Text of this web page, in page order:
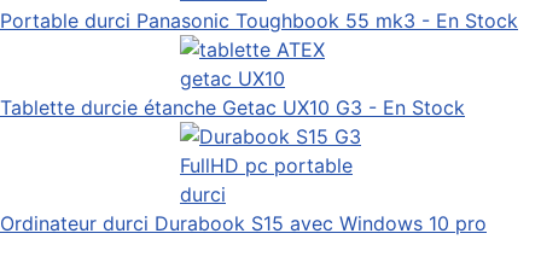
Portable durci Panasonic Toughbook 55 mk3 - En Stock
Tablette durcie étanche Getac UX10 G3 - En Stock
Ordinateur durci Durabook S15 avec Windows 10 pro